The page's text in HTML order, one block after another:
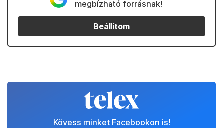
megbízható forrásnak!
Beállítom
Kövess minket Facebookon is!